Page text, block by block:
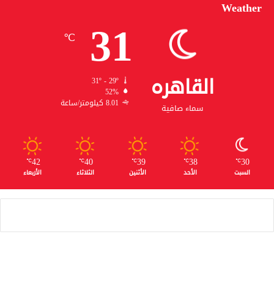
Weather
القاهره
سماء صافية
31
℃
31º - 29º
52%
8.01 كيلومتر/ساعة
30
℃
السبت
38
℃
الأحد
39
℃
الأثنين
40
℃
الثلاثاء
42
℃
الأربعاء